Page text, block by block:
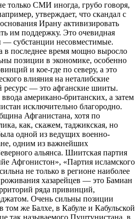
только СМИ иногда, грубо говоря,
утверждает, что скандал с
Ирану активизировать
им поддержку. Это очевидная
— субстанции несовместимые.
в последнее время мощно выросло
позиции в экономике, особенно
и кое-где по северу, а это
влияния на неталибские
ресурс — это афганские шииты.
американо-британских, а затем
исключительно благородно.
Афганистана, хотя по
как, скажем, таджикская, но
одной из ведущих военно-
одним из важнейших
альянса. Шиитская партия
Афгонистон», «Партия исламского
не только в регионе наиболее
хазарейцев — это Бамиан
ряда привинций,
Очень сильны позиции
том же Балхе, в Кабуле и Кабульской